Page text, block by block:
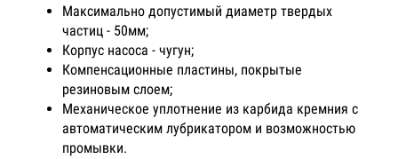
Максимально допустимый диаметр твердых
частиц - 50мм;
Корпус насоса - чугун;
Компенсационные пластины, покрытые
резиновым слоем;
Механическое уплотнение из карбида кремния с
автоматическим лубрикатором и возможностью
промывки.